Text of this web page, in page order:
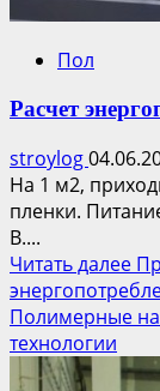
Пол
Расчет
stroylog
На 1 м2,
пленки.
В....
Читать далее
Полимерные
технологии